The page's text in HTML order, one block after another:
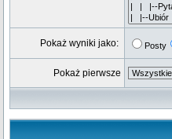
Pokaż wyniki jako: Posty
Pokaż pierwsze